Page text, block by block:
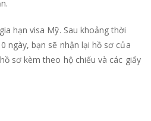
hạn visa Mỹ. Sau khoảng thời
ngày, bạn sẽ nhận lại hồ sơ của
sơ kèm theo hộ chiếu và các giấy